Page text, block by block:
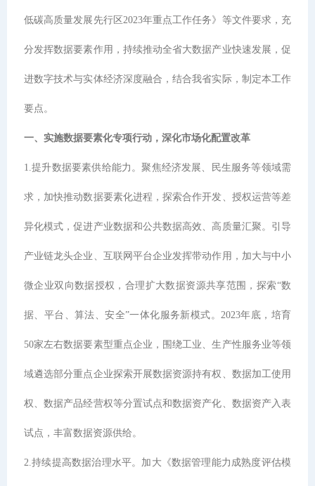
低碳高质量发展先行区2023年重点工作任务》等文件要求，充
分发挥数据要素作用，持续推动全省大数据产业快速发展，促
进数字技术与实体经济深度融合，结合我省实际，制定本工作
要点。
一、实施数据要素化专项行动，深化市场化配置改革
1.提升数据要素供给能力。聚焦经济发展、民生服务等领域需
求，加快推动数据要素化进程，探索合作开发、授权运营等差
异化模式，促进产业数据和公共数据高效、高质量汇聚。引导
产业链龙头企业、互联网平台企业发挥带动作用，加大与中小
微企业双向数据授权，合理扩大数据资源共享范围，探索“数
据、平台、算法、安全”一体化服务新模式。2023年底，培育
50家左右数据要素型重点企业，围绕工业、生产性服务业等领
域遴选部分重点企业探索开展数据资源持有权、数据加工使用
权、数据产品经营权等分置试点和数据资产化、数据资产入表
试点，丰富数据资源供给。
2.持续提高数据治理水平。加大《数据管理能力成熟度评估模